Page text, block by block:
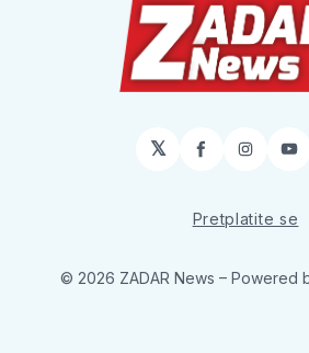
𝕏 Facebook
Pretplatite se
© 2026 ZADAR News – Powered